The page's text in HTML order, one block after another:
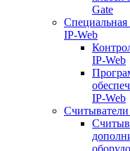
Gate
IP-Web
IP-Web
IP-Web